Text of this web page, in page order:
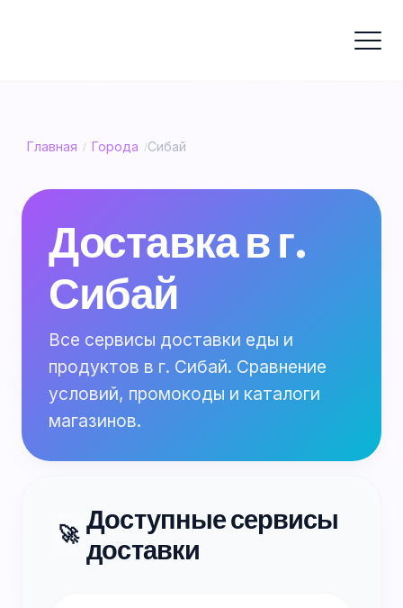
Главная / Города /Сибай
Доставка в г.
Сибай
Все сервисы доставки еды и
продуктов в г. Сибай. Сравнение
условий, промокоды и каталоги
магазинов.
🚀 Доступные сервисы
доставки